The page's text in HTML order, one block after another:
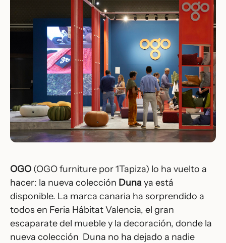
ES
OGO (OGO furniture por 1Tapiza) lo ha vuelto a
hacer: la nueva colección Dunaya está
disponible. La marca canaria ha sorprendido a
todos en Feria Hábitat Valencia, el gran
escaparate del mueble y la decoración, donde la
nueva colección Duna no ha dejado a nadie